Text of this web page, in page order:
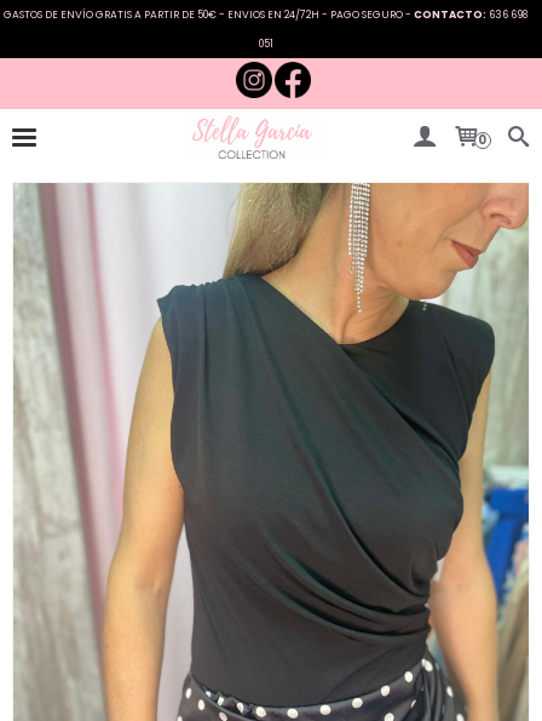
GASTOS DE ENVÍO GRATIS A PARTIR DE 50€ - ENVIOS EN 24/72H - PAGO SEGURO - CONTACTO: 636 698
051
0